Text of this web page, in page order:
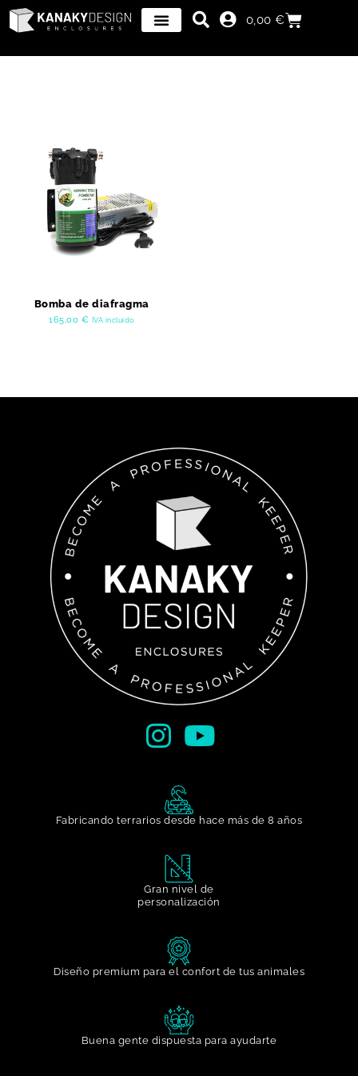
0,00€
Bomba de diafragma
165,00 € IVA incluido
Fabricando terrarios desde hace más de 8 años
Gran nivel de
personalización​
Diseño premium para el confort de tus animales
Buena gente dispuesta para ayudarte​